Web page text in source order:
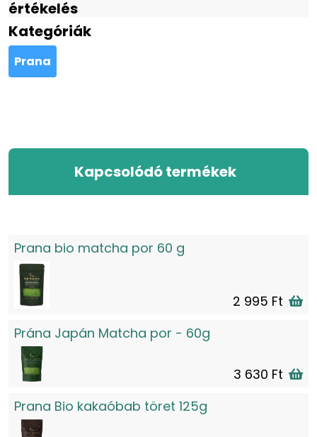
értékelés
Kategóriák
Prana
Kapcsolódó termékek
Prana bio matcha por 60 g
2 995 Ft
Prána Japán Matcha por - 60g
3 630 Ft
Prana Bio kakaóbab töret 125g